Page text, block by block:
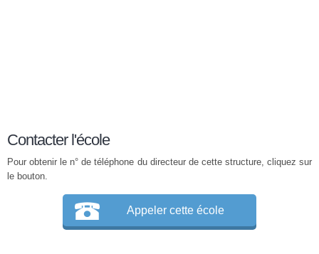
Contacter l'école
Pour obtenir le n° de téléphone du directeur de cette structure, cliquez sur
le bouton.
Appeler cette école